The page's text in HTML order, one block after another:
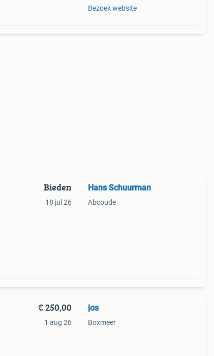
Bezoek website
Bieden
18 jul 26
Hans Schuurman
Abcoude
€ 250,00
1 aug 26
jos
Boxmeer